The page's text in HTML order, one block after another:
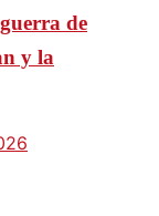
de
y la